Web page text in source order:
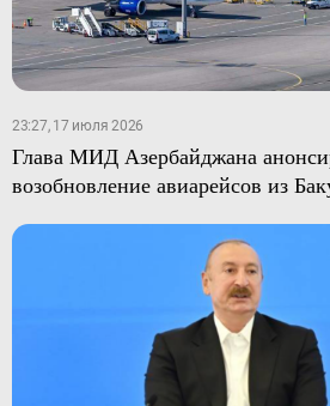
23:27, 17 июля 2026
Глава МИД Азербайджана
возобновление авиарейсов из